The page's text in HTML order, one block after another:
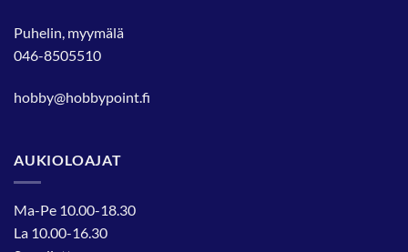
Puhelin, myymälä
046-8505510
hobby@hobbypoint.fi
AUKIOLOAJAT
Ma-Pe 10.00-18.30
La 10.00-16.30